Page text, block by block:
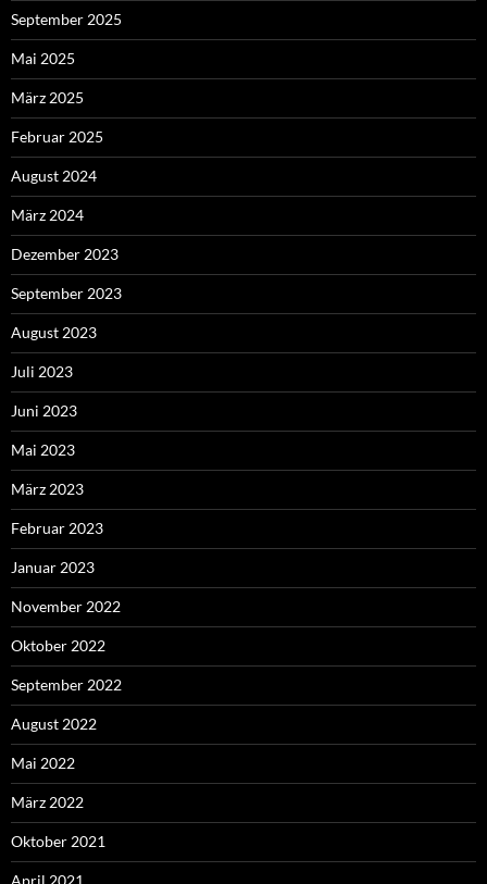
September 2025
Mai 2025
März 2025
Februar 2025
August 2024
März 2024
Dezember 2023
September 2023
August 2023
Juli 2023
Juni 2023
Mai 2023
März 2023
Februar 2023
Januar 2023
November 2022
Oktober 2022
September 2022
August 2022
Mai 2022
März 2022
Oktober 2021